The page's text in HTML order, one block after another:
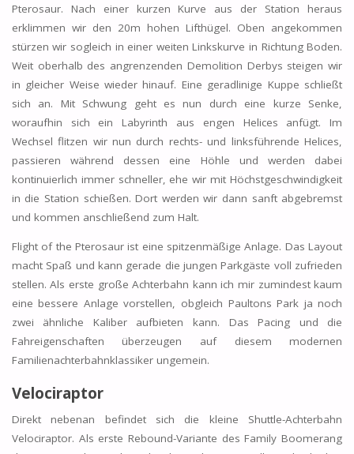
Pterosaur. Nach einer kurzen Kurve aus der Station heraus
erklimmen wir den 20m hohen Lifthügel. Oben angekommen
stürzen wir sogleich in einer weiten Linkskurve in Richtung Boden.
Weit oberhalb des angrenzenden Demolition Derbys steigen wir
in gleicher Weise wieder hinauf. Eine geradlinige Kuppe schließt
sich an. Mit Schwung geht es nun durch eine kurze Senke,
woraufhin sich ein Labyrinth aus engen Helices anfügt. Im
Wechsel flitzen wir nun durch rechts- und linksführende Helices,
passieren während dessen eine Höhle und werden dabei
kontinuierlich immer schneller, ehe wir mit Höchstgeschwindigkeit
in die Station schießen. Dort werden wir dann sanft abgebremst
und kommen anschließend zum Halt.
Flight of the Pterosaur ist eine spitzenmäßige Anlage. Das Layout
macht Spaß und kann gerade die jungen Parkgäste voll zufrieden
stellen. Als erste große Achterbahn kann ich mir zumindest kaum
eine bessere Anlage vorstellen, obgleich Paultons Park ja noch
zwei ähnliche Kaliber aufbieten kann. Das Pacing und die
Fahreigenschaften überzeugen auf diesem modernen
Familienachterbahnklassiker ungemein.
Velociraptor
Direkt nebenan befindet sich die kleine Shuttle-Achterbahn
Velociraptor. Als erste Rebound-Variante des Family Boomerang